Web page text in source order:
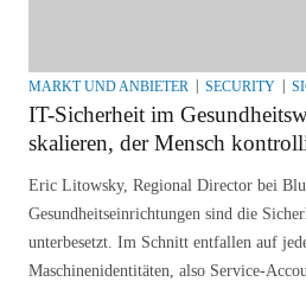
MARKT UND ANBIETER SECURITY
IT-Sicherheit im
skalieren, der Mensch
Eric Litowsky, Regional Director bei
Gesundheitseinrichtungen sind die
unterbesetzt. Im Schnitt entfallen auf
Maschinenidentitäten, also Service-